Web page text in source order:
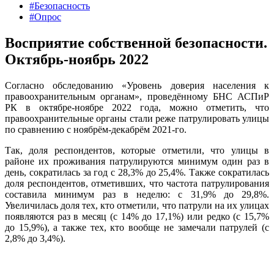
#Безопасность
#Опрос
Восприятие собственной безопасности.
Октябрь-ноябрь 2022
Согласно обследованию «Уровень доверия населения к
правоохранительным органам», проведённому БНС АСПиР
РК в октябре-ноябре 2022 года, можно отметить, что
правоохранительные органы стали реже патрулировать улицы
по сравнению с ноябрём-декабрём 2021-го.
Так, доля респондентов, которые отметили, что улицы в
районе их проживания патрулируются минимум один раз в
день, сократилась за год с 28,3% до 25,4%. Также сократилась
доля респондентов, отметивших, что частота патрулирования
составила минимум раз в неделю: с 31,9% до 29,8%.
Увеличилась доля тех, кто отметили, что патрули на их улицах
появляются раз в месяц (с 14% до 17,1%) или редко (с 15,7%
до 15,9%), а также тех, кто вообще не замечали патрулей (с
2,8% до 3,4%).